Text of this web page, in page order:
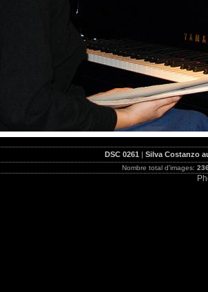
DSC 0261 | Silva Costanzo
Nombre total d'images: